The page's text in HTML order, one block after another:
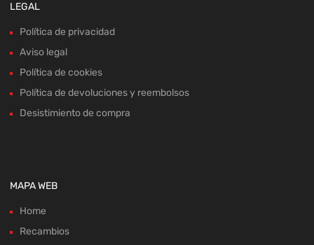
LEGAL
Política de privacidad
Aviso legal
Política de cookies
Política de devoluciones y reembolsos
Desistimiento de compra
MAPA WEB
Home
Recambios